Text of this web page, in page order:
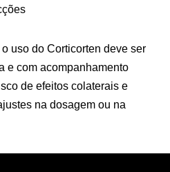
uso do Corticorten deve ser
e com acompanhamento
de efeitos colaterais e
na dosagem ou na